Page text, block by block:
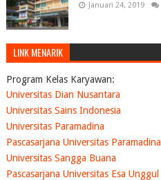
Januari 24, 2019
LINK MENARIK
Program Kelas Karyawan:
Universitas Dian Nusantara
Universitas Sains Indonesia
Universitas Paramadina
Pascasarjana Universitas Paramadina
Universitas Sangga Buana
Pascasarjana Universitas Esa Unggul